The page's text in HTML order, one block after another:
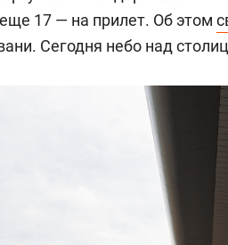
17 — на прилет. Об этом
Сегодня небо над